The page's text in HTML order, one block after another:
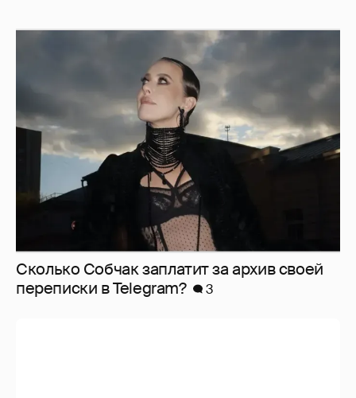
Сколько Собчак заплатит за архив своей
перeписки в Telegram?
3